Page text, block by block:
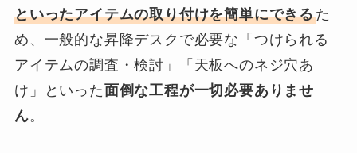
といったアイテムの取り付けを簡単にできるた
め、一般的な昇降デスクで必要な「つけられる
アイテムの調査・検討」「天板へのネジ穴あ
け」といった 面倒な工程が一切必要ありませ
ん。